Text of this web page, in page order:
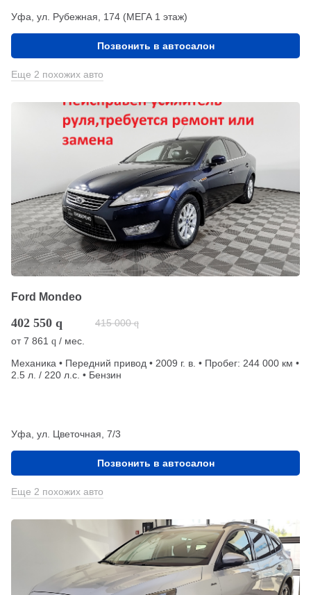
Уфа, ул. Рубежная, 174 (МЕГА 1 этаж)
Позвонить в автосалон
Еще 2 похожих авто
Ford Mondeo
402 550 q 415 000 q
от7 861 q / мес.
Механика • Передний привод • 2009 г. в. • Пробег: 244 000 км •
2.5 л. / 220 л.с. • Бензин
Уфа, ул. Цветочная, 7/3
Позвонить в автосалон
Еще 2 похожих авто